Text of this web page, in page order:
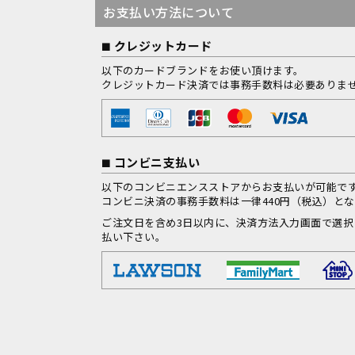
お支払い方法について
クレジットカード
以下のカードブランドをお使い頂けます。
クレジットカード決済では事務手数料は必要ありま
コンビニ支払い
以下のコンビニエンスストアからお支払いが可能で
コンビニ決済の事務手数料は一律440円（税込）と
ご注文日を含め3日以内に、決済方法入力画面で選
払い下さい。